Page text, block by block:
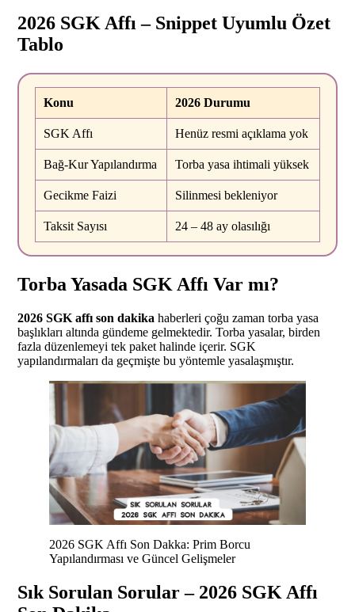
2026 SGK Affı – Snippet Uyumlu Özet
Tablo
Konu 2026 Durumu
SGK Affı Henüz resmi açıklama yok
Bağ-Kur Yapılandırma Torba yasa ihtimali yüksek
Gecikme Faizi Silinmesi bekleniyor
Taksit Sayısı 24 – 48 ay olasılığı
Torba Yasada SGK Affı Var mı?
2026 SGK affı son dakika haberleri çoğu zaman torba yasa
başlıkları altında gündeme gelmektedir. Torba yasalar, birden
fazla düzenlemeyi tek paket halinde içerir. SGK
yapılandırmaları da geçmişte bu yöntemle yasalaşmıştır.
2026 SGK Affı Son Dakka: Prim Borcu
Yapılandırması ve Güncel Gelişmeler
Sık Sorulan Sorular – 2026 SGK Affı